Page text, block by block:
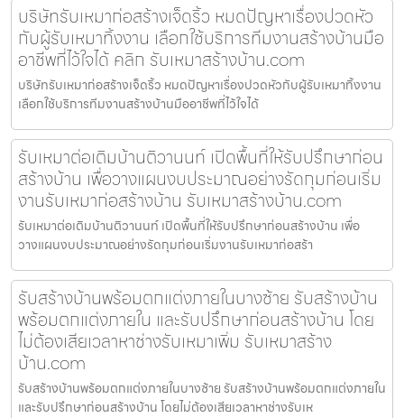
บริษัทรับเหมาก่อสร้างเจ็ดริ้ว หมดปัญหาเรื่องปวดหัว
กับผู้รับเหมาทิ้งงาน เลือกใช้บริการทีมงานสร้างบ้านมือ
อาชีพที่ไว้ใจได้ คลิก รับเหมาสร้างบ้าน.com
บริษัทรับเหมาก่อสร้างเจ็ดริ้ว หมดปัญหาเรื่องปวดหัวกับผู้รับเหมาทิ้งงาน
เลือกใช้บริการทีมงานสร้างบ้านมืออาชีพที่ไว้ใจได้
รับเหมาต่อเติมบ้านติวานนท์ เปิดพื้นที่ให้รับปรึกษาก่อน
สร้างบ้าน เพื่อวางแผนงบประมาณอย่างรัดกุมก่อนเริ่ม
งานรับเหมาก่อสร้างบ้าน รับเหมาสร้างบ้าน.com
รับเหมาต่อเติมบ้านติวานนท์ เปิดพื้นที่ให้รับปรึกษาก่อนสร้างบ้าน เพื่อ
วางแผนงบประมาณอย่างรัดกุมก่อนเริ่มงานรับเหมาก่อสร้า
รับสร้างบ้านพร้อมตกแต่งภายในบางซ้าย รับสร้างบ้าน
พร้อมตกแต่งภายใน และรับปรึกษาก่อนสร้างบ้าน โดย
ไม่ต้องเสียเวลาหาช่างรับเหมาเพิ่ม รับเหมาสร้าง
บ้าน.com
รับสร้างบ้านพร้อมตกแต่งภายในบางซ้าย รับสร้างบ้านพร้อมตกแต่งภายใน
และรับปรึกษาก่อนสร้างบ้าน โดยไม่ต้องเสียเวลาหาช่างรับเห